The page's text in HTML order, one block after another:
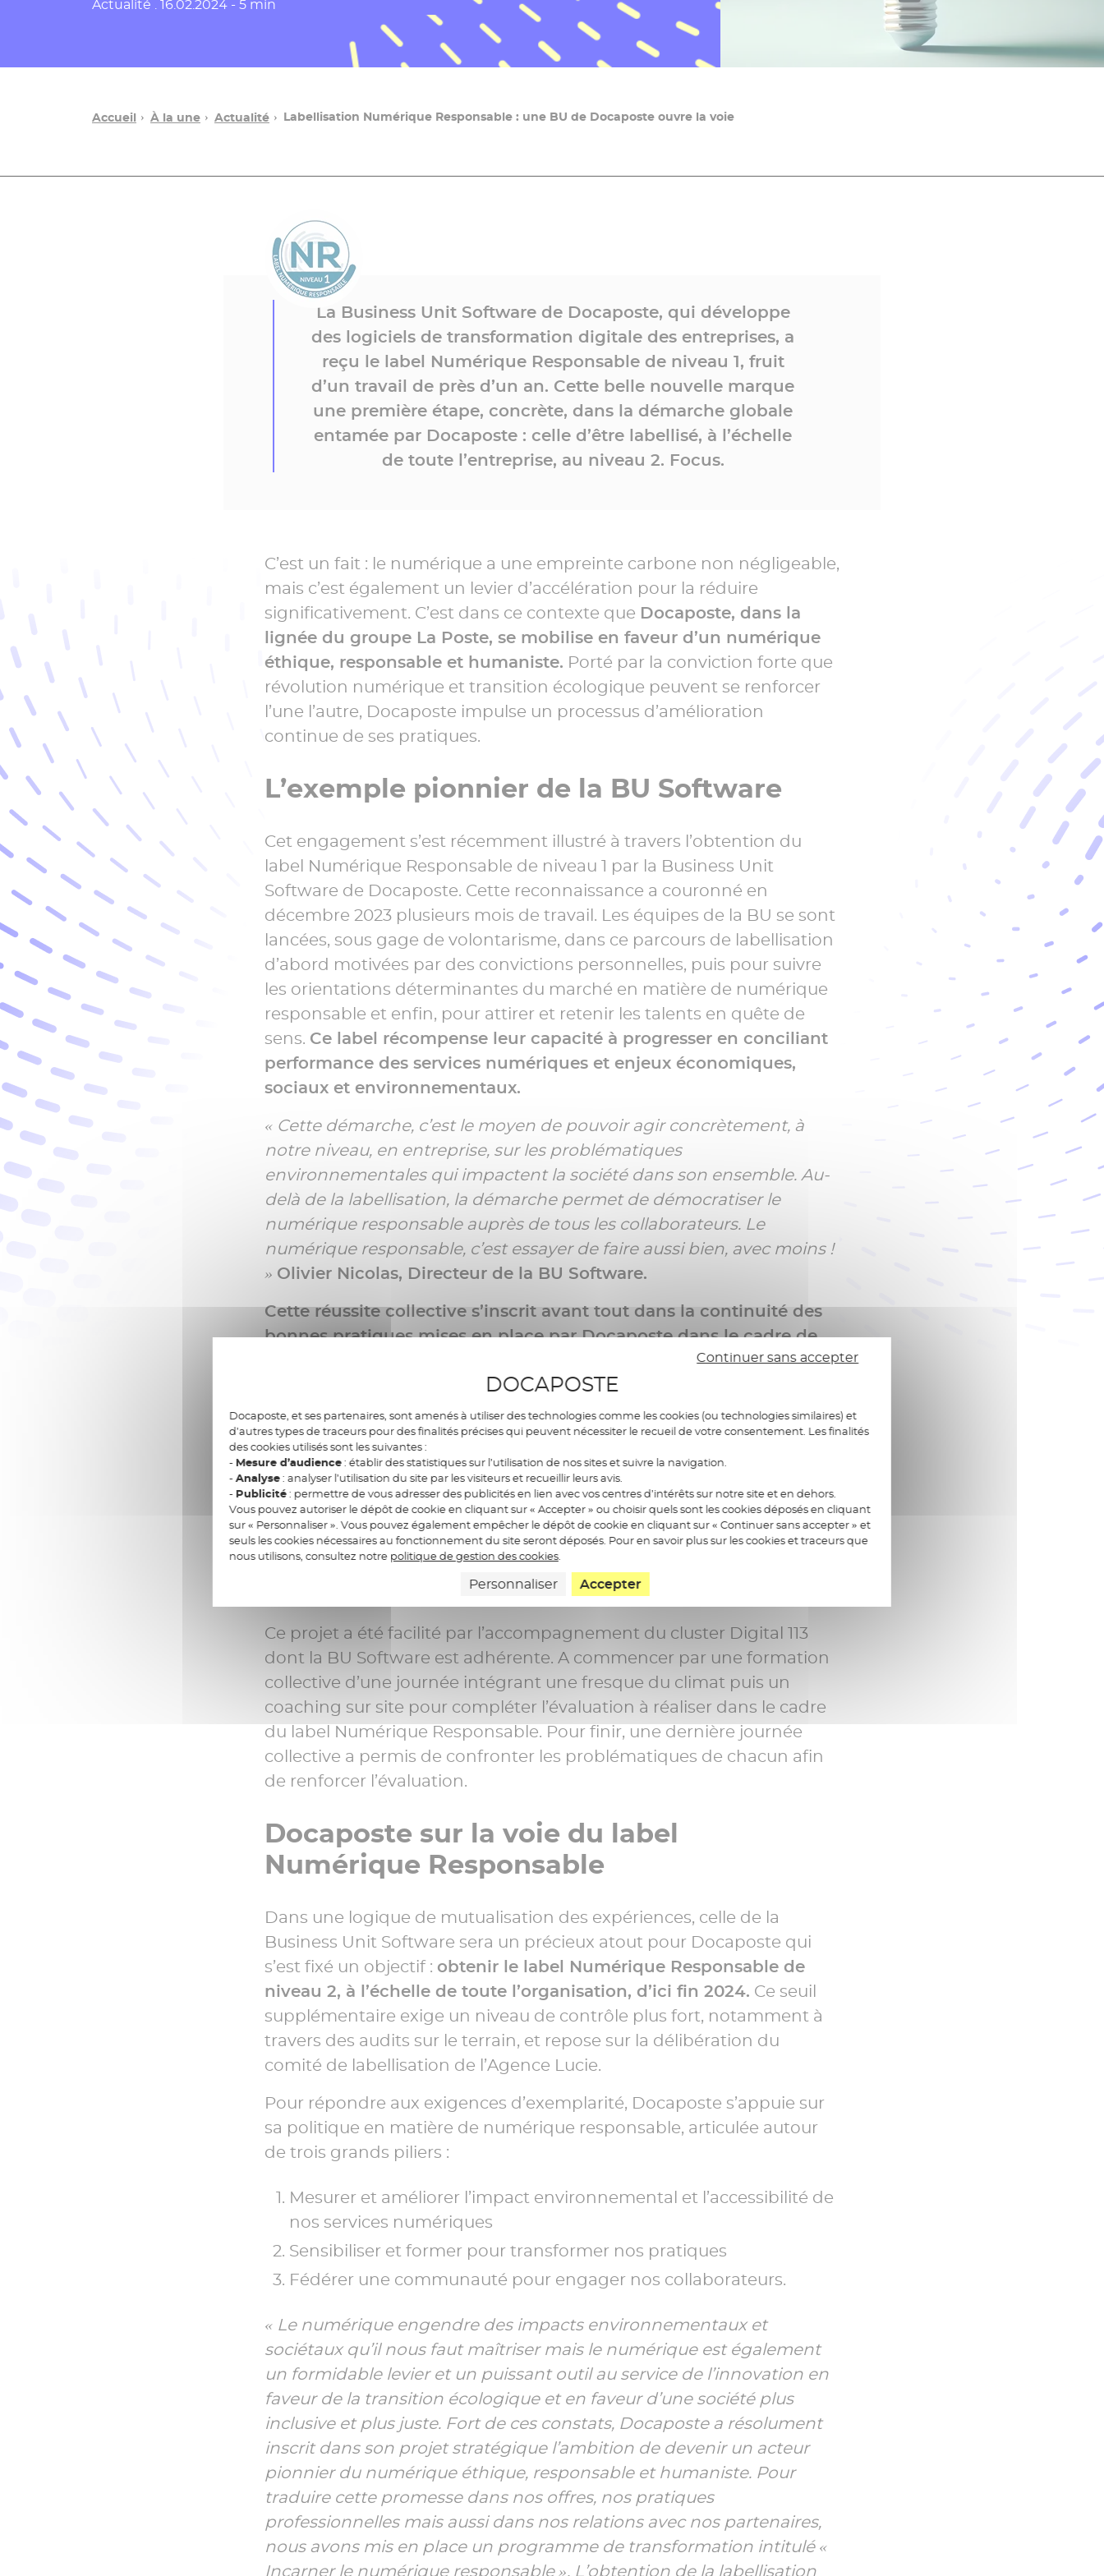
Actualité . Date de publication
16.02.2024 - 5 min
Accueil À la une Actualité Labellisation Numérique Responsable : une BU de Docaposte ouvre la voie
La Business Unit Software de Docaposte, qui développe
des logiciels de transformation digitale des entreprises, a
reçu le label Numérique Responsable de niveau 1, fruit
d’un travail de près d’un an. Cette belle nouvelle marque
une première étape, concrète, dans la démarche globale
entamée par Docaposte : celle d’être labellisé, à l’échelle
de toute l’entreprise, au niveau 2. Focus.
C’est un fait : le numérique a une empreinte carbone non négligeable,
mais c’est également un levier d’accélération pour la réduire
significativement. C’est dans ce contexte que Docaposte, dans la
lignée du groupe La Poste, se mobilise en faveur d’un numérique
éthique, responsable et humaniste. Porté par la conviction forte que
révolution numérique et transition écologique peuvent se renforcer
l’une l’autre, Docaposte impulse un processus d’amélioration
continue de ses pratiques.
L’exemple pionnier de la BU Software
Cet engagement s’est récemment illustré à travers l’obtention du
label Numérique Responsable de niveau 1 par la Business Unit
Software de Docaposte. Cette reconnaissance a couronné en
décembre 2023 plusieurs mois de travail. Les équipes de la BU se sont
lancées, sous gage de volontarisme, dans ce parcours de labellisation
d’abord motivées par des convictions personnelles, puis pour suivre
les orientations déterminantes du marché en matière de numérique
responsable et enfin, pour attirer et retenir les talents en quête de
sens. Ce label récompense leur capacité à progresser en conciliant
performance des services numériques et enjeux économiques,
sociaux et environnementaux.
« Cette démarche, c’est le moyen de pouvoir agir concrètement, à
notre niveau, en entreprise, sur les problématiques
environnementales qui impactent la société dans son ensemble. Au-
delà de la labellisation, la démarche permet de démocratiser le
numérique responsable auprès de tous les collaborateurs. Le
numérique responsable, c’est essayer de faire aussi bien, avec moins !
» Olivier Nicolas, Directeur de la BU Software.
Cette réussite collective s’inscrit avant tout dans la continuité des
bonnes pratiques mises en place par Docaposte dans le cadre de
Sa stratégie en matière de numérique responsable
se décline en démarches concrètes au bénéfice de toutes les parties
prenantes de son écosystème. Celle-ci couvre à la fois le périmètre
direct de l’organisation ainsi que les impacts indirects liés à ses
services numériques, de l’écoconception à l’accessibilité.
« Nous avons été surpris du nombre de processus déjà lancés dans la
démarche au sein du groupe La Poste et de Docaposte, et de la
facilité avec laquelle nous avons eu accès à ces ressources. Ça nous a
Laurent Goncalves, Directeur de
l’Innovation de la BU Software et sponsor de la labellisation.
Ce projet a été facilité par l’accompagnement du cluster Digital 113
dont la BU Software est adhérente. A commencer par une formation
collective d’une journée intégrant une fresque du climat puis un
coaching sur site pour compléter l’évaluation à réaliser dans le cadre
du label Numérique Responsable. Pour finir, une dernière journée
collective a permis de confronter les problématiques de chacun afin
de renforcer l’évaluation.
Docaposte sur la voie du label
Numérique Responsable
Dans une logique de mutualisation des expériences, celle de la
Business Unit Software sera un précieux atout pour Docaposte qui
s’est fixé un objectif : obtenir le label Numérique Responsable de
niveau 2, à l’échelle de toute l’organisation, d’ici fin 2024. Ce seuil
supplémentaire exige un niveau de contrôle plus fort, notamment à
travers des audits sur le terrain, et repose sur la délibération du
comité de labellisation de l’Agence Lucie.
Pour répondre aux exigences d’exemplarité, Docaposte s’appuie sur
sa politique en matière de numérique responsable, articulée autour
de trois grands piliers :
Mesurer et améliorer l’impact environnemental et l’accessibilité de
nos services numériques
Sensibiliser et former pour transformer nos pratiques
Fédérer une communauté pour engager nos collaborateurs.
« Le numérique engendre des impacts environnementaux et
sociétaux qu’il nous faut maîtriser mais le numérique est également
un formidable levier et un puissant outil au service de l’innovation en
faveur de la transition écologique et en faveur d’une société plus
inclusive et plus juste. Fort de ces constats, Docaposte a résolument
inscrit dans son projet stratégique l’ambition de devenir un acteur
pionnier du numérique éthique, responsable et humaniste. Pour
traduire cette promesse dans nos offres, nos pratiques
professionnelles mais aussi dans nos relations avec nos partenaires,
nous avons mis en place un programme de transformation intitulé «
Incarner le numérique responsable ». L’obtention de la labellisation
Continuer sans accepter
DOCAPOSTE
Docaposte, et ses partenaires, sont amenés à utiliser des technologies comme les cookies (ou technologies similaires) et
d’autres types de traceurs pour des finalités précises qui peuvent nécessiter le recueil de votre consentement. Les finalités
des cookies utilisés sont les suivantes :
-Mesure d’audience: établir des statistiques sur l’utilisation de nos sites et suivre la navigation.
-Analyse: analyser l’utilisation du site par les visiteurs et recueillir leurs avis.
-Publicité: permettre de vous adresser des publicités en lien avec vos centres d’intérêts sur notre site et en dehors.
Vous pouvez autoriser le dépôt de cookie en cliquant sur « Accepter » ou choisir quels sont les cookies déposés en cliquant
sur « Personnaliser ». Vous pouvez également empêcher le dépôt de cookie en cliquant sur « Continuer sans accepter » et
seuls les cookies nécessaires au fonctionnement du site seront déposés. Pour en savoir plus sur les cookies et traceurs que
nous utilisons, consultez notre politique de gestion des cookies.
Personnaliser Accepter